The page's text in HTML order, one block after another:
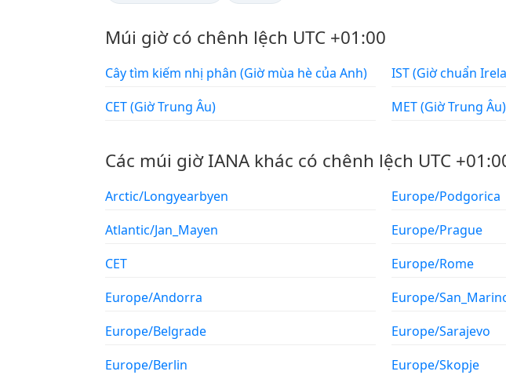
Múi giờ có chênh lệch UTC +01:00
Cây tìm kiếm nhị phân (Giờ mùa hè của Anh)
CET (Giờ Trung Âu)
IST (Giờ chuẩn
MET (Giờ Trung Âu)
Các múi giờ IANA khác có chênh lệch UTC
Arctic/Longyearbyen
Atlantic/Jan_Mayen
CET
Europe/Andorra
Europe/Belgrade
Europe/Berlin
Europe/Podgorica
Europe/Prague
Europe/Rome
Europe/
Europe/Sarajevo
Europe/Skopje